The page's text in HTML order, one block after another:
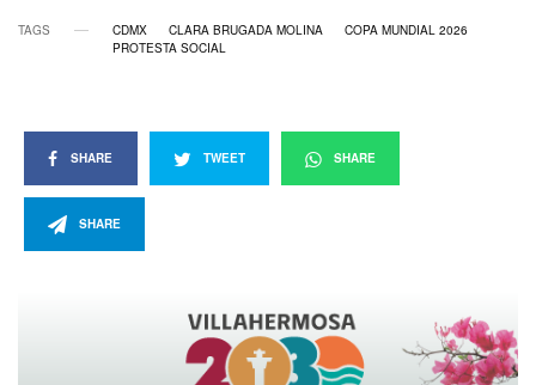
TAGS CDMX CLARA BRUGADA MOLINA
COPA MUNDIAL 2026
PROTESTA SOCIAL
SHARE TWEET SHARE
SHARE